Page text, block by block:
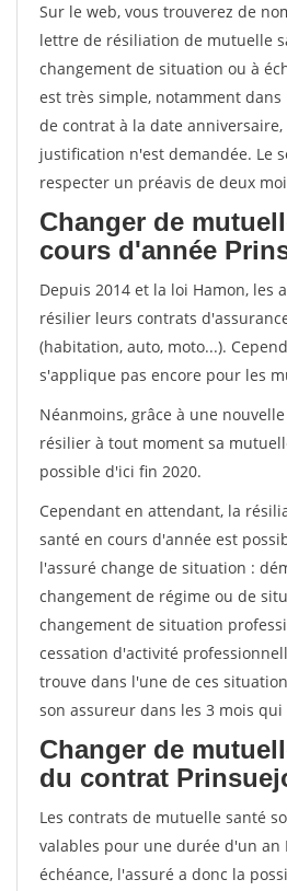
Sur le web, vous trouverez de
lettre de résiliation de mutuelle
changement de situation ou à
est très simple, notamment
de contrat à la date
justification n'est demandée. Le
respecter un préavis de deux
Changer de
cours d'année
Depuis 2014 et la loi Hamon, les
résilier leurs contrats
(habitation, auto, moto...).
s'applique pas encore pour les
Néanmoins, grâce à une
résilier à tout moment sa
possible d'ici fin 2020.
Cependant en attendant, la
santé en cours d'année est
l'assuré change de situation :
changement de régime ou de
changement de situation
cessation d'activité
trouve dans l'une de ces
son assureur dans les 3 mois qui
Changer de
du contrat
Les contrats de mutuelle santé
valables pour une durée d'un an
échéance, l'assuré a donc la